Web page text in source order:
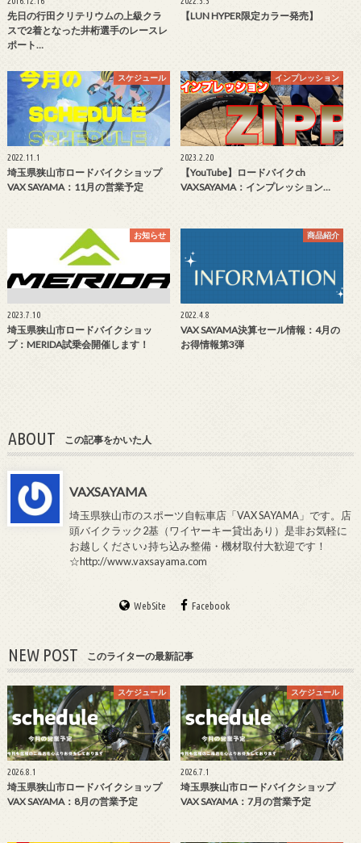
先日の行田クリテリウムの上級クラ
スで2着となった井桁選手のレースレ
ポート…
【LUN HYPER限定カラー発売】
スケジュール
2022.11.1
埼玉県狭山市ロードバイクショップ
VAX SAYAMA：11月の営業予定
インプレッション
2023.2.20
【YouTube】ロードバイクch
VAXSAYAMA：インプレッション…
お知らせ
2023.7.10
埼玉県狭山市ロードバイクショッ
プ：MERIDA試乗会開催します！
商品紹介
2022.4.8
VAX SAYAMA決算セール情報：4月の
お得情報第3弾
ABOUT この記事をかいた人
VAXSAYAMA
埼玉県狭山市のスポーツ自転車店「VAX SAYAMA」です。店
頭バイクラック2基（ワイヤーキー貸出あり）是非お気軽に
お越しください♪持ち込み整備・機材取付大歓迎です！
☆http://www.vaxsayama.com
WebSite Facebook
NEW POST このライターの最新記事
スケジュール
2026.8.1
埼玉県狭山市ロードバイクショップ
VAX SAYAMA：8月の営業予定
スケジュール
2026.7.1
埼玉県狭山市ロードバイクショップ
VAX SAYAMA：7月の営業予定